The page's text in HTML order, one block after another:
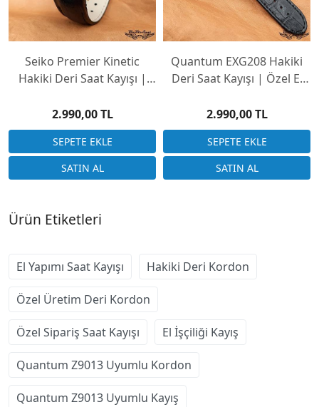
Seiko Premier Kinetic
Hakiki Deri Saat Kayışı |
2.990,00 TL
Quantum EXG208 Hakiki
Deri Saat Kayışı | Özel El
2.990,00 TL
Ürün Etiketleri
El Yapımı Saat Kayışı Hakiki Deri Kordon
Özel Üretim Deri Kordon
Özel Sipariş Saat Kayışı El İşçiliği Kayış
Quantum Z9013 Uyumlu Kordon
Quantum Z9013 Uyumlu Kayış